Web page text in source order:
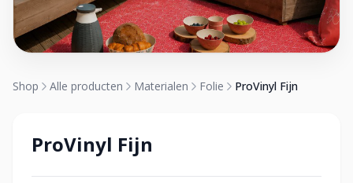
Shop Alle producten Materialen Folie ProVinyl Fijn
ProVinyl Fijn